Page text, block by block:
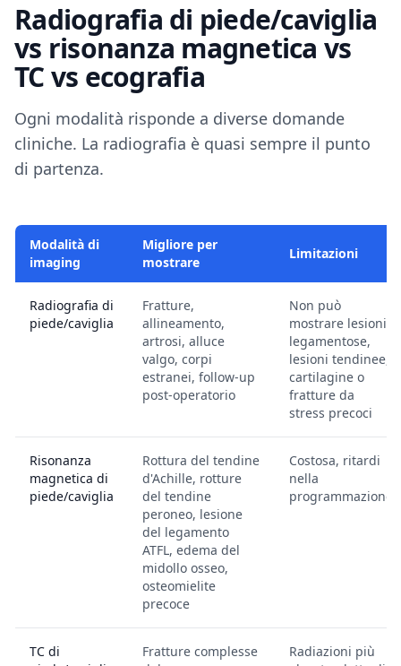
Radiografia di piede/caviglia
vs risonanza magnetica vs
TC vs ecografia
Ogni modalità risponde a diverse domande
cliniche. La radiografia è quasi sempre il punto
di partenza.
Modalità di
imaging
Migliore per
mostrare
Limitazioni
Radiografia di
piede/caviglia
Fratture,
allineamento,
artrosi, alluce
valgo, corpi
estranei, follow-up
post-operatorio
Non può
mostrare lesioni
legamentose,
lesioni tendinee,
cartilagine o
fratture da
stress precoci
Risonanza
magnetica di
piede/caviglia
Rottura del tendine
d'Achille, rotture
del tendine
peroneo, lesione
del legamento
ATFL, edema del
midollo osseo,
osteomielite
precoce
Costosa, ritardi
nella
programmazione
TC di
Fratture complesse
Radiazioni più